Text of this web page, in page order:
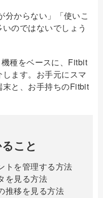
分からない」「使いこ
のではないでしょう
種をベースに、Fitbit
ます。お手元にスマ
と、お手持ちのFitbit
こと
トを管理する方法
を見る方法
推移を見る方法